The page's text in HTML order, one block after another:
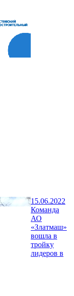
15.06.2022
Команда
АО
«Златмаш»
вошла в
тройку
лидеров в